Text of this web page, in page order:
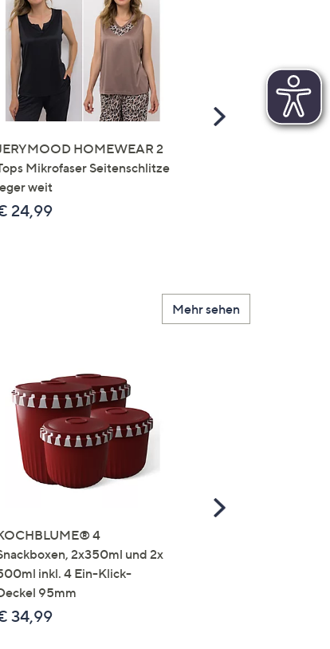
HOMEWEAR 2
Mikrofaser Seitenschlitze
weit
24,99
Scroll
Mehr sehen
4
2x350ml und 2x
inkl. 4 Ein-Klick-
95mm
34,99
Scroll